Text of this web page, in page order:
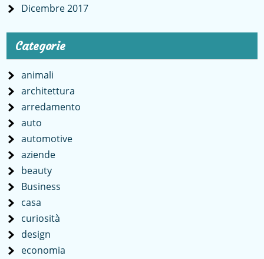
Dicembre 2017
Categorie
animali
architettura
arredamento
auto
automotive
aziende
beauty
Business
casa
curiosità
design
economia